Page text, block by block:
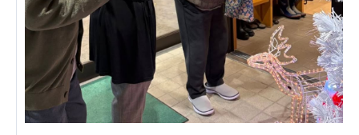
株式会社 爽やかな風九州
爽やかな風九州
株式会社 七星
社会福祉法人 福ふく
福ふく
株式会社 せきれい
せきれい